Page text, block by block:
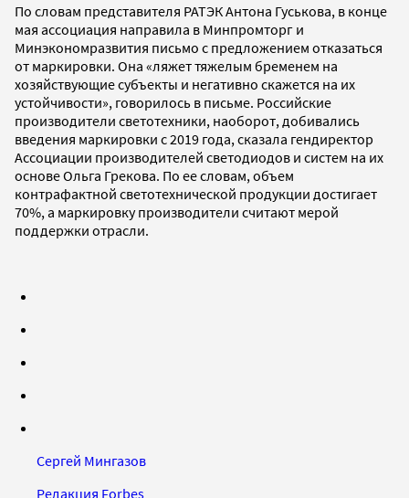
По словам представителя РАТЭК Антона Гуськова, в конце
мая ассоциация направила в Минпромторг и
Минэкономразвития письмо с предложением отказаться
от маркировки. Она «ляжет тяжелым бременем на
хозяйствующие субъекты и негативно скажется на их
устойчивости», говорилось в письме. Российские
производители светотехники, наоборот, добивались
введения маркировки с 2019 года, сказала гендиректор
Ассоциации производителей светодиодов и систем на их
основе Ольга Грекова. По ее словам, объем
контрафактной светотехнической продукции достигает
70%, а маркировку производители считают мерой
поддержки отрасли.
Сергей Мингазов
Редакция Forbes